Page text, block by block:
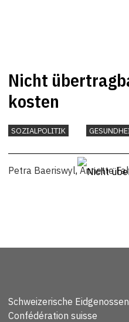
Nicht
kosten
SOZIALPOLITIK
Petra Baeriswyl,Annette
Schweizerische
Confédération suisse